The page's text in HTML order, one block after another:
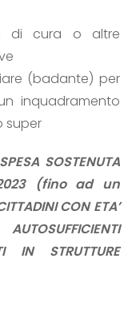
di cura o altre
(badante) per
inquadramento
super
SOSTENUTA
2023 (fino ad un
CON ETA’
IN STRUTTURE